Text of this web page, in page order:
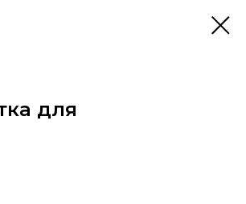
для